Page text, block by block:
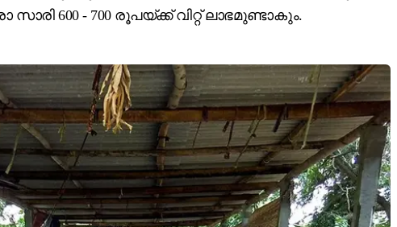
600 - 700 രൂപയ്ക്ക് വിറ്റ് ലാഭമുണ്ടാകും.